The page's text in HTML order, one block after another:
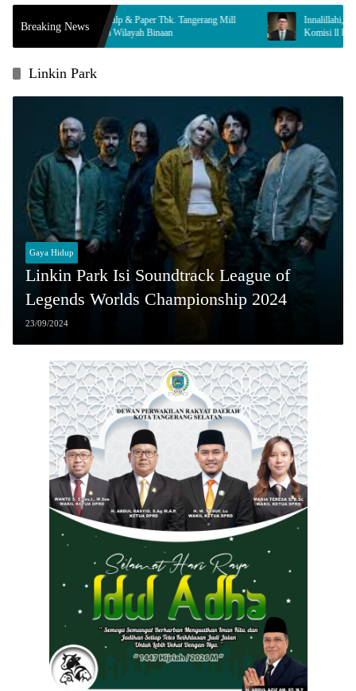
Breaking News
Kiat Pulp & Paper Tbk. Tangerang Mill
Enam Wilayah Binaan
Innalillahi, Legislator Tangsel
Komisi ll Berduka
Linkin Park
Gaya Hidup
Linkin Park Isi Soundtrack League of
Legends Worlds Championship 2024
23/09/2024